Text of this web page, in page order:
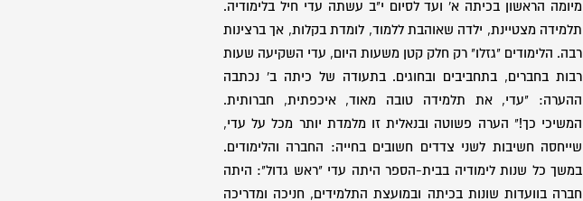
מיומה הראשון בכיתה א' ועד לסיום י"ב עשתה עדי חיל בלימודיה.
תלמידה מצטיינת, ילדה שאוהבת ללמוד, לומדת בקלות, אך ברצינות
רבה. הלימודים "גזלו" רק חלק קטן משעות היום, עדי השקיעה שעות
רבות בחברים, בתחביבים ובחוגים. בתעודה של כיתה ב' נכתבה
ההערה: "עדי, את תלמידה טובה מאוד, איכפתית, חברותית.
המשיכי כך!" הערה פשוטה ובנאלית זו מלמדת יותר מכל על עדי,
שייחסה חשיבות לשני צדדים חשובים בחייה: החברה והלימודים.
במשך כל שנות לימודיה בבית-הספר היתה עדי "ראש גדול": היתה
חברה בוועדות שונות בכיתה ובמועצת התלמידים, חניכה ומדריכה